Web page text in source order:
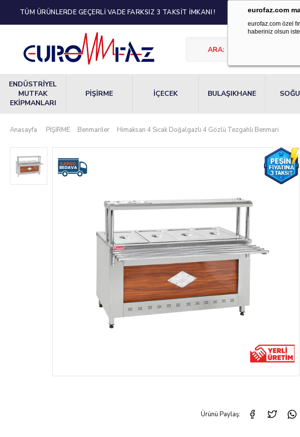
eurofaz.com
eurofaz.com özel
haberiniz olsun
TÜM ÜRÜNLERDE GEÇERLİ VADE FARKSIZ 3 TAKSİT İMKANI !
ENDÜSTRİYEL
MUTFAK
EKİPMANLARI
PİŞİRME İÇECEK BULAŞIKHANE
Anasayfa PİŞİRME Benmariler Himaksan 4 Sıcak Doğalgazlı 4 Gözlü Tezgahlı Benmari
Ürünü Paylaş: